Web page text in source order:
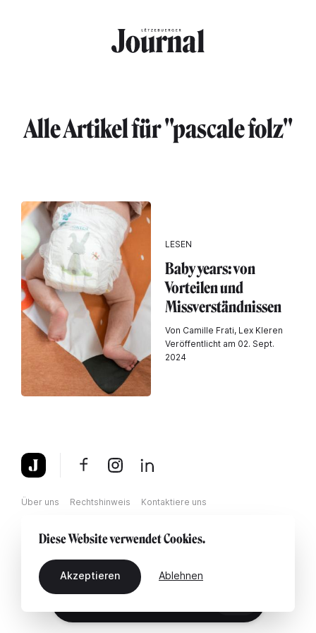
Alle Artikel für "pascale folz"
LESEN
Baby years: von
Vorteilen und
Missverständnissen
Von Camille Frati, Lex Kleren
Veröffentlicht am 02. Sept.
2024
Über uns Rechtshinweis Kontaktiere uns
Diese Website verwendet Cookies.
Akzeptieren Ablehnen